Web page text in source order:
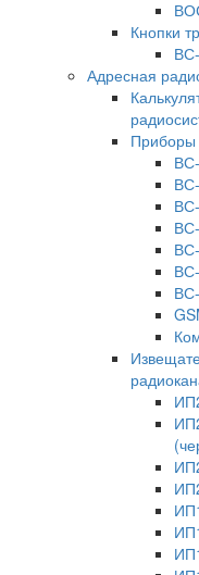
Кнопки
Адресная
Приборы